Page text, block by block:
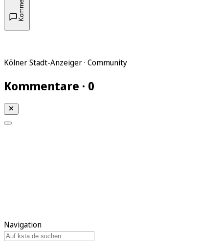
Kölner Stadt-Anzeiger · Community
Kommentare · 0
Navigation